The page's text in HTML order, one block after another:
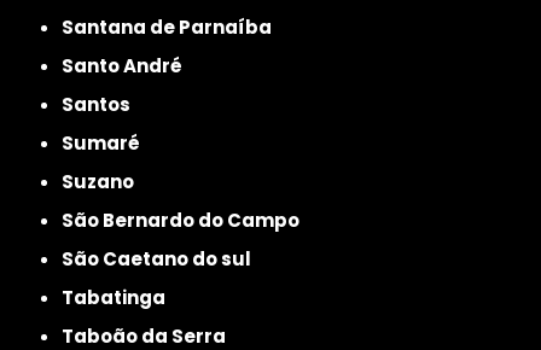
Santana de Parnaíba
Santo André
Santos
Sumaré
Suzano
São Bernardo do Campo
São Caetano do sul
Tabatinga
Taboão da Serra